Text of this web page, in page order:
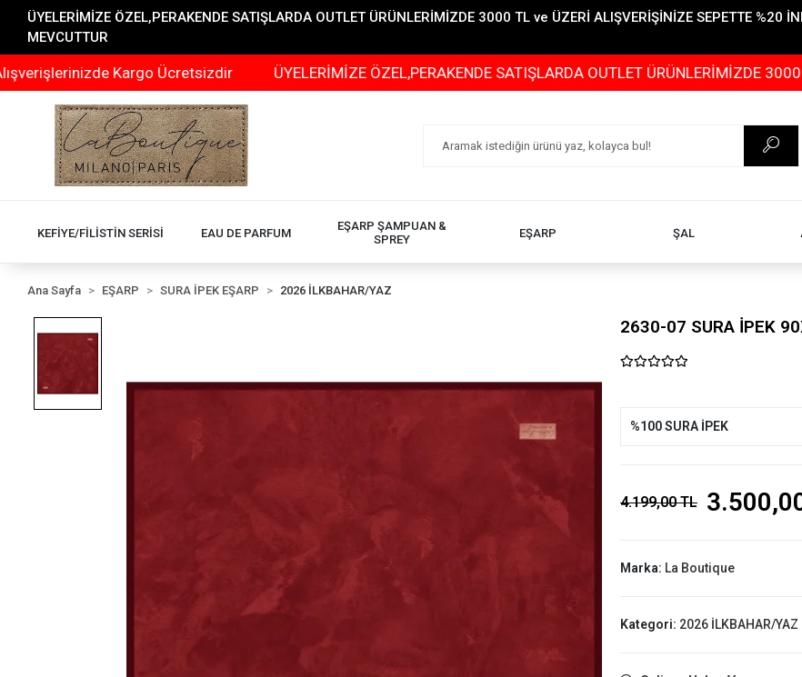
ÜYELERİMİZE ÖZEL,PERAKENDE SATIŞLARDA OUTLET ÜRÜNLERİMİZDE 3000 TL ve ÜZERİ ALIŞVERİŞİNİZE SEPETTE %20
MEVCUTTUR
Kargo Ücretsizdir ÜYELERİMİZE ÖZEL,PERAKENDE SATIŞLARDA OUTLET ÜRÜNLERİMİZDE 3000 TL ve
KEFİYE/FİLİSTİN SERİSİ EAU DE PARFUM
EŞARP ŞAMPUAN &
SPREY
EŞARP ŞAL
Ana Sayfa EŞARP SURA İPEK EŞARP 2026 İLKBAHAR/YAZ
2630-07 SURA İPEK
%100 SURA İPEK
4.199,00 TL
Marka: La Boutique
Kategori: 2026 İLKBAHAR/YAZ